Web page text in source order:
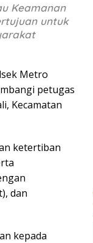
Keamanan
untuk
Metro
petugas
Kecamatan
ketertiban
dan
kepada